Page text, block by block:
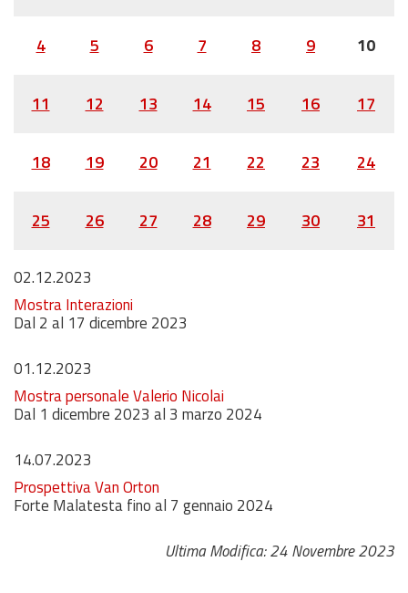
4 5 6 7 8 9 10
11 12 13 14 15 16 17
18 19 20 21 22 23 24
25 26 27 28 29 30 31
02.12.2023
Mostra Interazioni
Dal 2 al 17 dicembre 2023
01.12.2023
Mostra personale Valerio Nicolai
Dal 1 dicembre 2023 al 3 marzo 2024
14.07.2023
Prospettiva Van Orton
Forte Malatesta fino al 7 gennaio 2024
Ultima Modifica: 24 Novembre 2023